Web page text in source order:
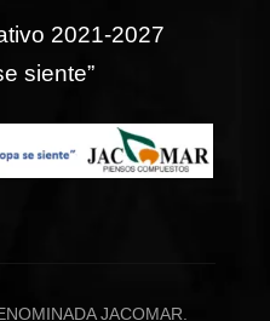
2021-2027
siente”
JACOMAR.